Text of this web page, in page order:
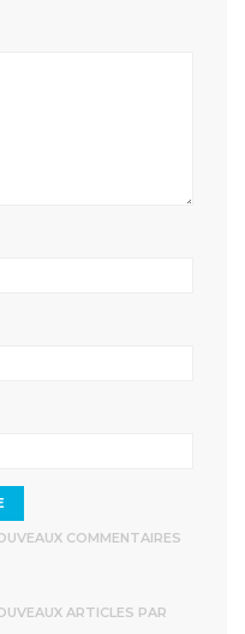
COMMENTAIRES
ARTICLES PAR